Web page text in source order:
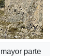
parte